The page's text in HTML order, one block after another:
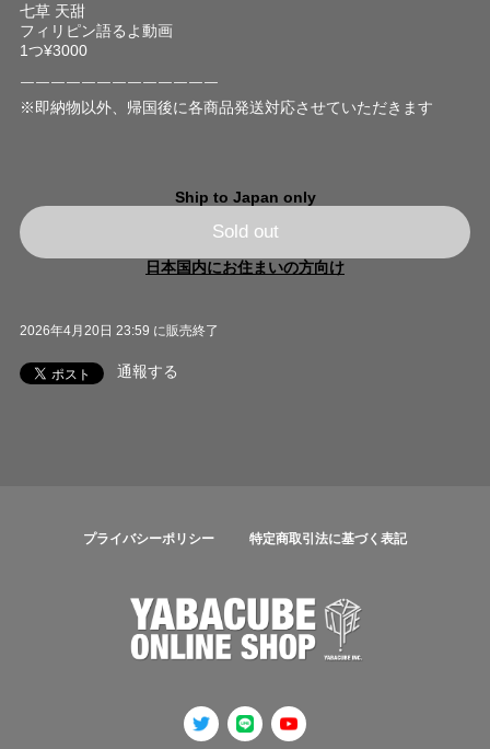
七草 天甜
フィリピン語るよ動画
1つ¥3000
￣￣￣￣￣￣￣￣￣￣￣￣￣
※即納物以外、帰国後に各商品発送対応させていただきます
Ship to Japan only
Sold out
日本国内にお住まいの方向け
2026年4月20日 23:59 に販売終了
通報する
プライバシーポリシー 特定商取引法に基づく表記